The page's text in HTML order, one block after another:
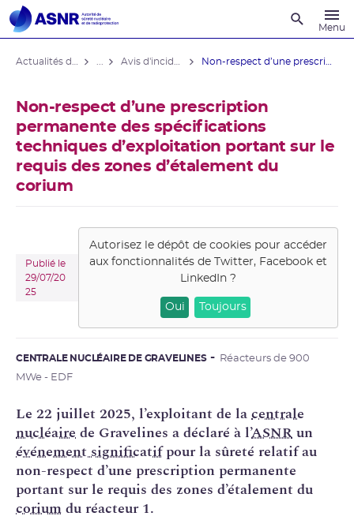
Menu
Non-respect d’une prescription
permanente des spécifications
techniques d’exploitation portant sur le
requis des zones d’étalement du
corium
Publié le
29/07/20
25
Autorisez le dépôt de cookies pour accéder
aux fonctionnalités deTwitter, Facebook et
LinkedIn ?
Oui Toujours
CENTRALE NUCLÉAIRE DE GRAVELINES
Réacteurs de 900
MWe - EDF
Le 22 juillet 2025, l’exploitant de lacentrale
nucléairede Gravelines a déclaré à l’ASNRun
événement significatifpour la sûreté relatif au
non-respect d’une prescription permanente
portant sur le requis des zones d’étalement du
coriumdu réacteur 1.